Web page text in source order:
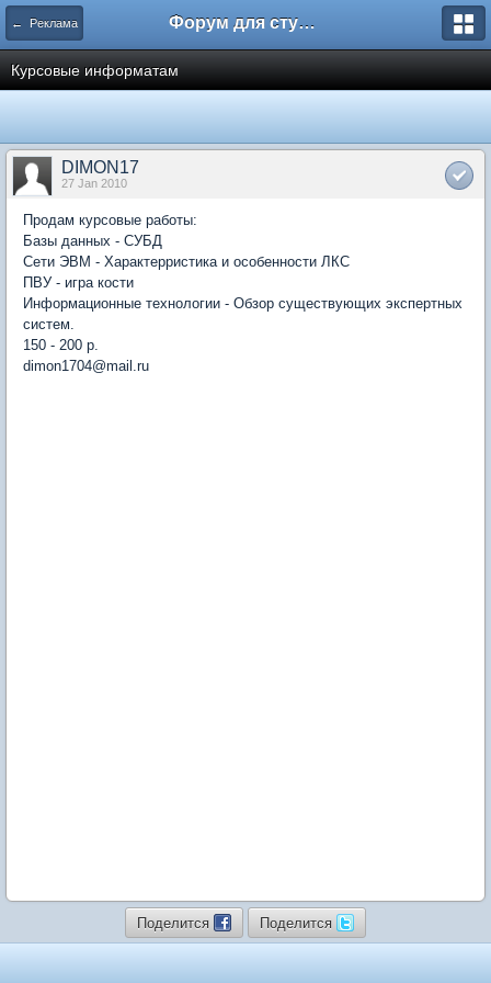
← Реклама Форум для студента СГА
Курсовые информатам
DIMON17
27 Jan 2010
Продам курсовые работы:
Базы данных - СУБД
Сети ЭВМ - Характерристика и особенности ЛКС
ПВУ - игра кости
Информационные технологии - Обзор существующих экспертных
систем.
150 - 200 р.
dimon1704@mail.ru
Поделится Поделится